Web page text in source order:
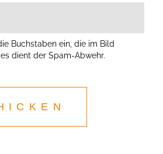
Buchstaben ein, die im Bild
dient der Spam-Abwehr.